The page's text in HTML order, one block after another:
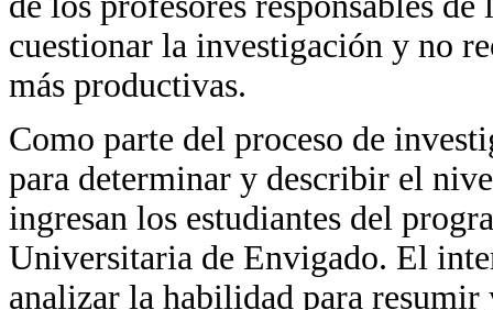
cuestionar la investigación y no
más productivas.
Como parte del proceso de
para determinar y describir el
ingresan los estudiantes del
Universitaria de Envigado. El
analizar la habilidad para